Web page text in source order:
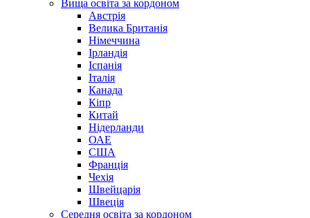
Вища освіта за кордоном
Австрія
Велика Британія
Німеччина
Ірландія
Іспанія
Італія
Канада
Кіпр
Китай
Нідерланди
ОАЕ
США
Франція
Чехія
Швейцарія
Швеція
Середня освіта за кордоном